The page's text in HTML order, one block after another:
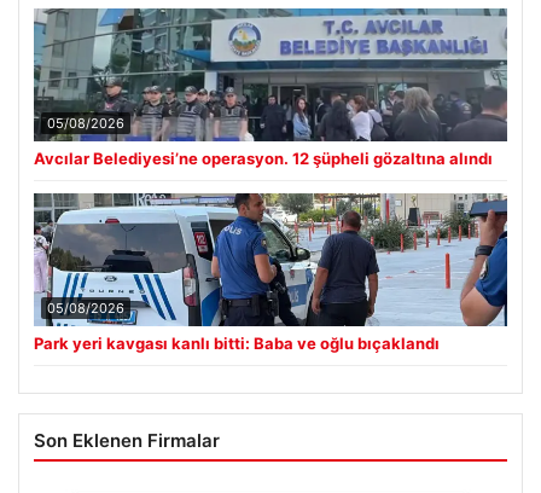
05/08/2026
Avcılar Belediyesi’ne operasyon. 12 şüpheli gözaltına alındı
05/08/2026
Park yeri kavgası kanlı bitti: Baba ve oğlu bıçaklandı
Son Eklenen Firmalar